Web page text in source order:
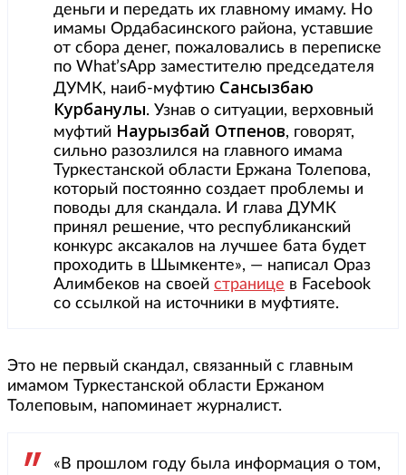
деньги и передать их главному имаму. Но
имамы Ордабасинского района, уставшие
от сбора денег, пожаловались в переписке
по What’sApp заместителю председателя
ДУМК, наиб-муфтию Сансызбаю
Курбанулы. Узнав о ситуации, верховный
муфтий Наурызбай Отпенов, говорят,
сильно разозлился на главного имама
Туркестанской области Ержана Толепова,
который постоянно создает проблемы и
поводы для скандала. И глава ДУМК
принял решение, что республиканский
конкурс аксакалов на лучшее бата будет
проходить в Шымкенте», — написал Ораз
Алимбеков на своей странице в Facebook
со ссылкой на источники в муфтияте.
Это не первый скандал, связанный с главным
имамом Туркестанской области Ержаном
Толеповым, напоминает журналист.
«В прошлом году была информация о том,